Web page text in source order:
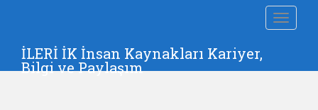
t
İLERİ İK İnsan Kaynakları Kariyer,
Bilgi ve Paylaşım